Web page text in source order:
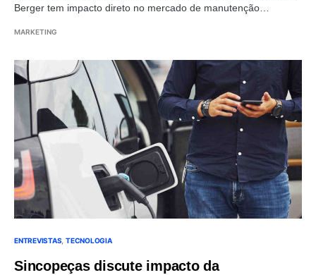
Berger tem impacto direto no mercado de manutenção…
MARKETING
ENTREVISTAS TECNOLOGIA
Sincopeças discute impacto da